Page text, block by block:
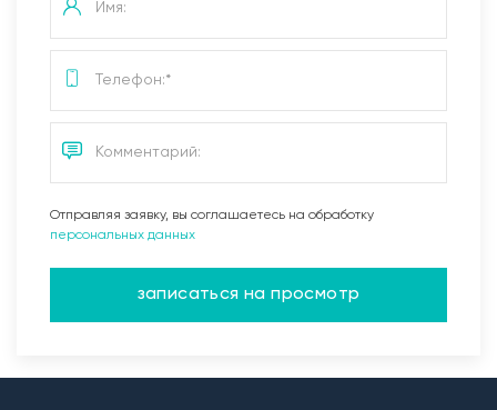
Отправляя заявку, вы соглашаетесь на обработку
персональных данных
записаться на просмотр